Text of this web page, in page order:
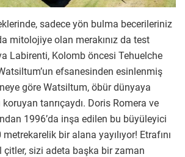
sadece yön bulma becerileriniz
mitolojiye olan merakınız da test
Labirenti, Kolomb öncesi Tehuelche
Watsiltum’un efsanesinden esinlenmiş
göre Watsiltum, öbür dünyaya
tanrıçaydı. Doris Romera ve
1996’da inşa edilen bu büyüleyici
bir alana yayılıyor! Etrafını
çitler, sizi adeta başka bir zaman